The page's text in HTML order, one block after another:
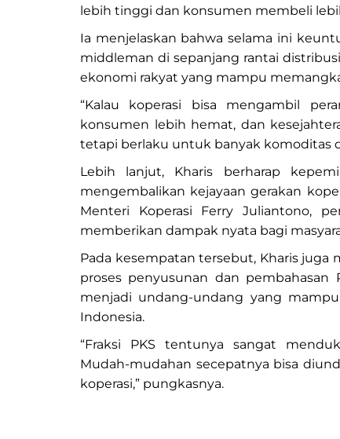
lebih tinggi dan konsumen membeli
Ia menjelaskan bahwa selama ini
middleman di sepanjang rantai
ekonomi rakyat yang mampu
“Kalau koperasi bisa mengambil
konsumen lebih hemat, dan
tetapi berlaku untuk banyak komoditas
Lebih lanjut, Kharis berharap
mengembalikan kejayaan gerakan
Menteri Koperasi Ferry Juliantono,
memberikan dampak nyata bagi
Pada kesempatan tersebut, Kharis juga
proses penyusunan dan pembahasan
menjadi undang-undang yang
Indonesia.
“Fraksi PKS tentunya sangat
Mudah-mudahan secepatnya bisa
koperasi,” pungkasnya.